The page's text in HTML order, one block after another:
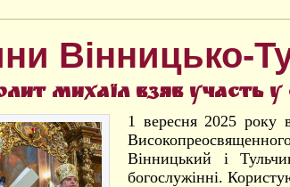
Вінницько-
Михаїл взяв участь у
1 вересня 2025 року
Вінницький і
богослужінні.